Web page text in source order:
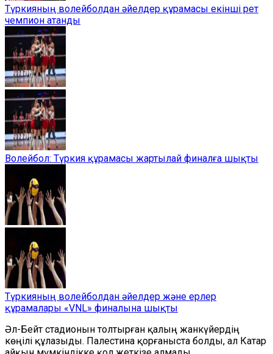
Түркияның волейболдан әйелдер құрамасы екінші рет
чемпион атанды
Волейбол: Түркия құрамасы жартылай финалға шықты
Түркияның волейболдан әйелдер және ерлер
құрамалары «VNL» финалына шықты
Әл-Бейт стадионын толтырған қалың жанкүйердің
көңілі құлазыды. Палестина қорғаныста болды, ал Катар